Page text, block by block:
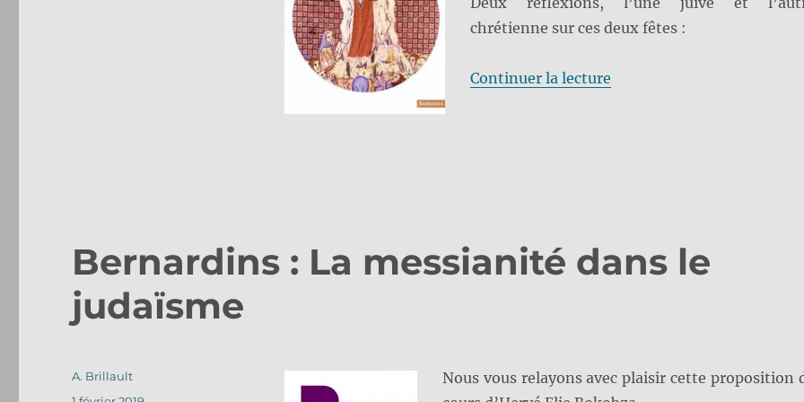
chrétienne sur ces deux fêtes :
Continuer la lecturede « Pâques 2019, Pessah
Bernardins : La messianité dans le
judaïsme
Nous vous relayons avec plaisir cette proposition
Auteur
A. Brillault